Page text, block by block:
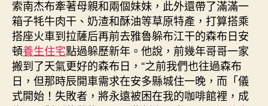
索南杰布牽著母親和兩個妹妹，此外還帶了滿滿一
箱子牦牛肉干、奶渣和酥油等草原特產，打算搭乘
搭座火車到拉薩后再前去雅魯躲布江干的森布日安
頓養生住宅點過躲歷新年。他說，前幾年哥哥一家
搬到了天氣更好的森布日，“之前我們也往過森布
日，但那時辰開車需求在安多縣城住一晚，而「儀
式開始！失敗者，將永遠被困在我的咖啡館裡，成